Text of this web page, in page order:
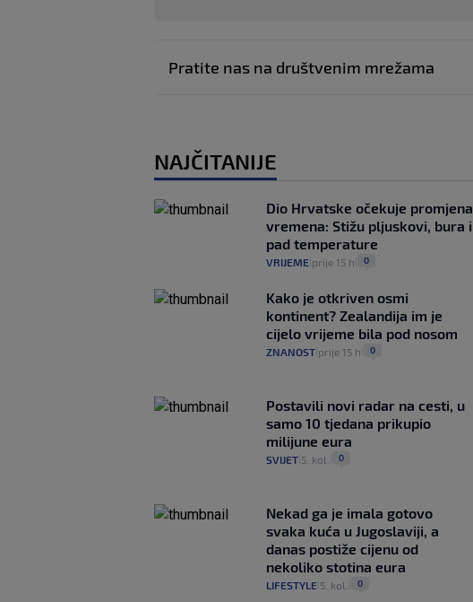
Pratite nas na društvenim mrežama
NAJČITANIJE
Dio Hrvatske očekuje promjena
vremena: Stižu pljuskovi, bura i
pad temperature
VRIJEME prije 15 h 0
Kako je otkriven osmi
kontinent? Zealandija im je
cijelo vrijeme bila pod nosom
ZNANOST prije 15 h 0
Postavili novi radar na cesti, u
samo 10 tjedana prikupio
milijune eura
SVIJET 5. kol. 0
Nekad ga je imala gotovo
svaka kuća u Jugoslaviji, a
danas postiže cijenu od
nekoliko stotina eura
LIFESTYLE 5. kol. 0